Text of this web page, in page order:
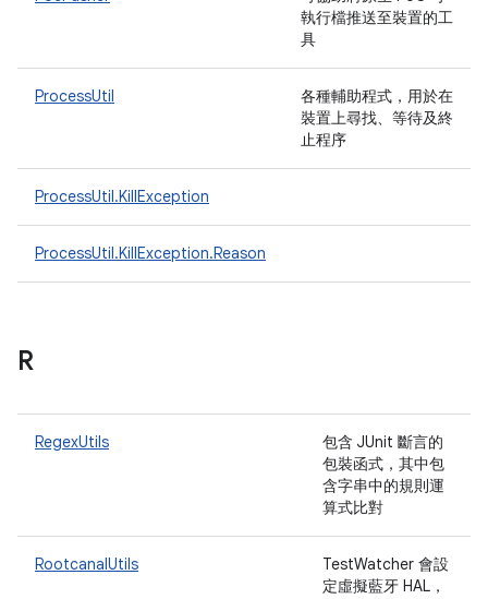
執行檔推送至裝置的工
具
ProcessUtil
各種輔助程式，用於在
裝置上尋找、等待及終
止程序
ProcessUtil.KillException
ProcessUtil.KillException.Reason
R
RegexUtils
包含 JUnit 斷言的
包裝函式，其中包
含字串中的規則運
算式比對
RootcanalUtils
TestWatcher 會設
定虛擬藍牙 HAL，